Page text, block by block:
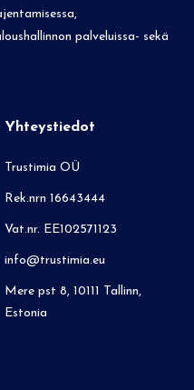
palveluissa- sekä
Yhteystiedot
Trustimia OÜ
Rek.nrn 16643444
Vat.nr. EE102571123
info@trustimia.eu
Mere pst 8, 10111 Tallinn,
Estonia